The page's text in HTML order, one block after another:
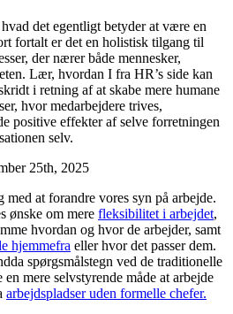
det egentligt betyder at være en
fortalt er det en holistisk tilgang til
der nærer både mennesker,
Lær, hvordan I fra HR’s side kan
i retning af at skabe mere humane
hvor medarbejdere trives,
positive effekter af selve forretningen
selv.
25th, 2025
at forandre vores syn på arbejde.
ønske om mere fleksibilitet i arbejdet,
hvordan og hvor de arbejder, samt
hjemmefra eller hvor det passer dem.
spørgsmålstegn ved de traditionelle
mere selvstyrende måde at arbejde
arbejdspladser uden formelle chefer.